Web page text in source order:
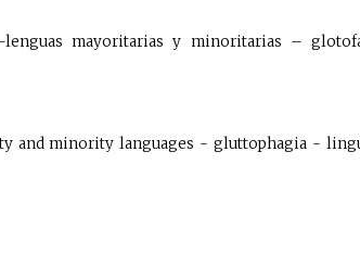
mayoritarias y minoritarias –
minority languages - gluttophagia -